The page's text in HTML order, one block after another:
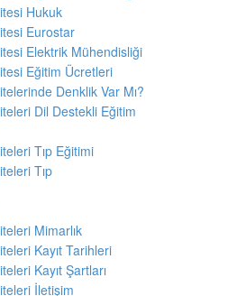
Hukuk
Eurostar
Elektrik Mühendisliği
Eğitim Ücretleri
Denklik Var Mı?
Dil Destekli Eğitim
Tıp Eğitimi
Tıp
Mimarlık
Kayıt Tarihleri
Kayıt Şartları
İletişim